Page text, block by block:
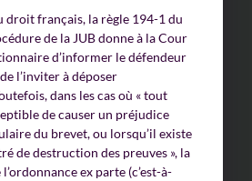
droit français, la règle 194-1 du
de la JUB donne à la Cour
d’informer le défendeur
l’inviter à déposer
dans les cas où « tout
de causer un préjudice
du brevet, ou lorsqu’il existe
de destruction des preuves », la
ex parte (c’est-à-